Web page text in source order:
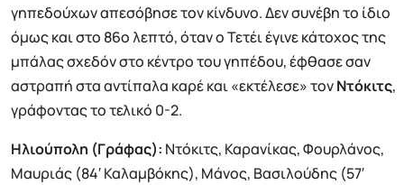
γηπεδούχων απεσόβησε τον κίνδυνο. Δεν συνέβη το ίδιο
όμως και στο 86ο λεπτό, όταν ο Τετέι έγινε κάτοχος της
μπάλας σχεδόν στο κέντρο του γηπέδου, έφθασε σαν
αστραπή στα αντίπαλα καρέ και «εκτέλεσε» τονΝτόκιτς,
γράφοντας το τελικό 0-2.
Ηλιούπολη (Γράφας): Ντόκιτς, Καρανίκας, Φουρλάνος,
Μαυριάς (84′ Καλαμβόκης), Μάνος, Βασιλούδης (57′